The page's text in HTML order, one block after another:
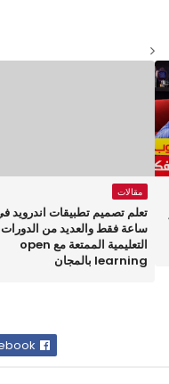
مقالات
ساعة فقط والعديد من الدورات
التعليمية الممتعة مع open
learning بالمجان